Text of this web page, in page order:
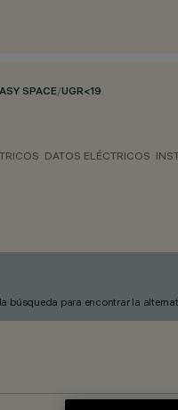
SPACE/UGR<19
DATOS ELÉCTRICOS
búsqueda para encontrar la